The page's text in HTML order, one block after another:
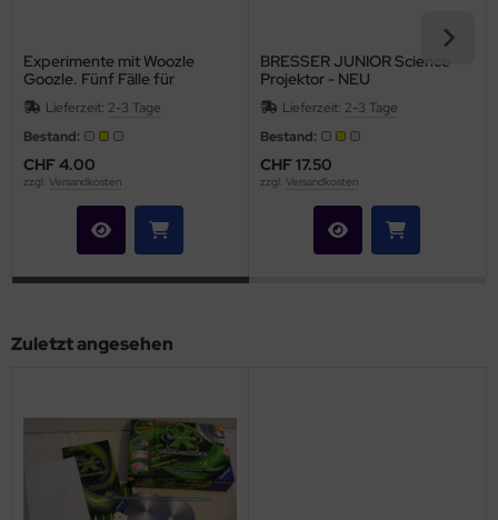
Experimente mit Woozle
Goozle. Fünf Fälle für
Spürnasen
Lieferzeit: 2-3 Tage
Bestand:
CHF 4.00
zzgl. Versandkosten
BRESSER JUNIOR Science
Projektor - NEU
Lieferzeit: 2-3 Tage
Bestand:
CHF 17.50
zzgl. Versandkosten
Zuletzt angesehen